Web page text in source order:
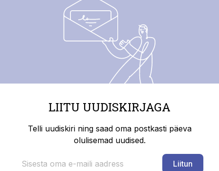
LIITU UUDISKIRJAGA
Telli uudiskiri ning saad oma postkasti päeva
olulisemad uudised.
Liitun